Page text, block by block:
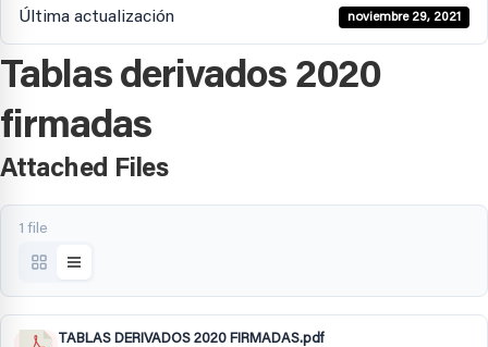
Última actualización noviembre 29, 2021
Tablas derivados 2020
firmadas
Attached Files
1 file
TABLAS DERIVADOS 2020 FIRMADAS.pdf